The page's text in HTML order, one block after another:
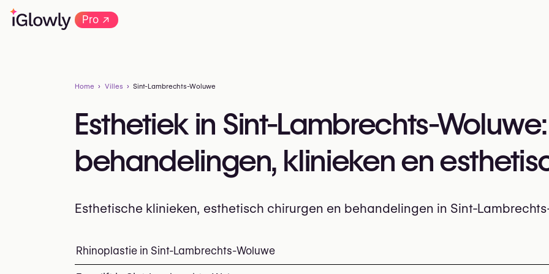
Pro→
Home Villes Sint-Lambrechts-Woluwe
Esthetiek in Sint-Lambrechts-Woluwe:
behandelingen, klinieken en
Esthetische klinieken, esthetisch chirurgen en behandelingen in Sint-
Alles over esthetiek in Sint-Lambrechts-Woluwe: klinieken, esthetisch en plastisch chirurgen,
Top ingrepen en behandelingen in Sint-Lambrechts-
Rhinoplastie in Sint-Lambrechts-Woluwe